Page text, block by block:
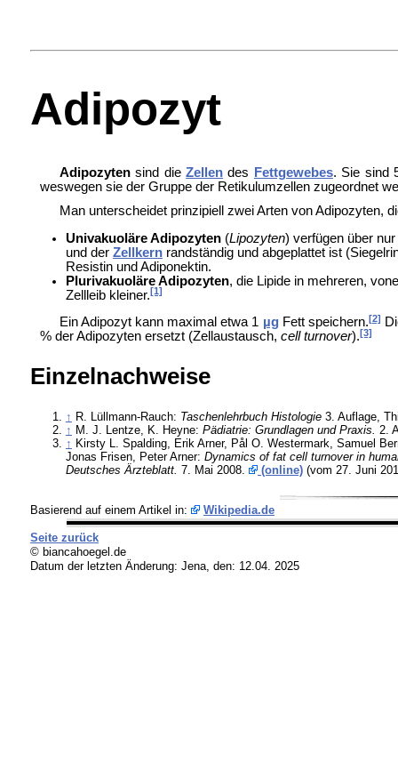
Adipozyt
Adipozytensind dieZellen des Fettgewebes. Sie sind
weswegen sie der Gruppe der Retikulumzellen zugeordnet
Man unterscheidet prinzipiell zwei Arten von Adipozyten,
Univakuoläre Adipozyten(Lipozyten) verfügen über
und der Zellkernrandständig und abgeplattet ist
Resistin und Adiponektin.
Plurivakuoläre Adipozyten, die Lipide in mehreren,
Zellleib kleiner. [1]
Ein Adipozyt kann maximal etwa 1 µgFett speichern.[2]
% der Adipozyten ersetzt (Zellaustausch, cell turnover).[3]
Einzelnachweise
↑ R. Lüllmann-Rauch: Taschenlehrbuch Histologie3. Auflage,
↑ M. J. Lentze, K. Heyne: Pädiatrie: Grundlagen und Praxis. 2.
↑ Kirsty L. Spalding, Erik Arner, Pål O. Westermark, Samuel
Jonas Frisen, Peter Arner: Dynamics of fat cell turnover in
Deutsches Ärzteblatt. 7. Mai 2008. (online)(vom 27. Juni
Basierend auf einem Artikel in: Wikipedia.de
Seite zurück
© biancahoegel.de
Datum der letzten Änderung: Jena, den: 12.04. 2025